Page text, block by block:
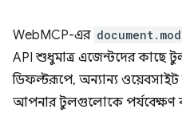
WebMCP-এর
API শুধুমাত্র এজেন্টদের কাছে
ডিফল্টরূপে, অন্যান্য
আপনার টুলগুলোকে পর্যবেক্ষণ